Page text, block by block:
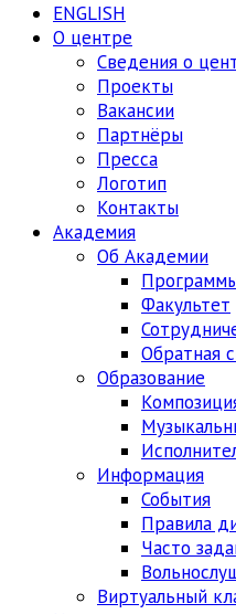
ENGLISH
О центре
Сведения о
Проекты
Вакансии
Партнёры
Пресса
Логотип
Контакты
Академия
Об Академии
Факультет
Обратная
Образование
Информация
События
Правила
Часто
Виртуальный